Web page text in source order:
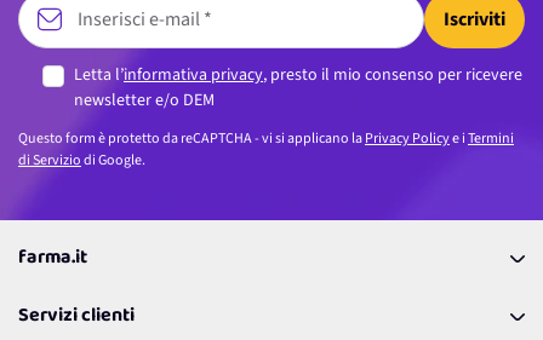
Iscriviti
Letta l’informativa privacy, presto il mio consenso per ricevere
newsletter e/o DEM
Questo form è protetto da reCAPTCHA - vi si applicano laPrivacy Policye iTermini
di Serviziodi Google.
farma.it
Coupon
Servizi clienti